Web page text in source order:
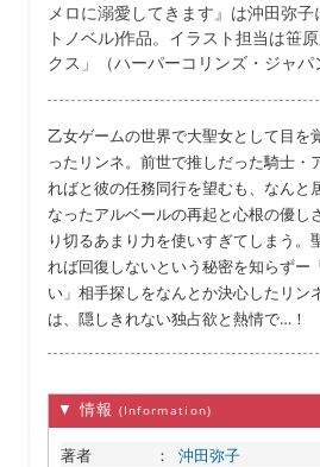
メロに溺愛してきます』は沖田弥
トノベル)作品。イラスト担当は笹
クス」（ハーパーコリンズ・ジャパ
乙女ゲームの世界で大聖女として目を
ったリンネ。前世で推しだった騎士・
ればと彼の任務同行を望むも、なんと
なったアルベールの再起と心根の優し
り切るあまり力を使いすぎてしまう。
れば回復しないという秘密を知らずー
い」相手探しをなんとか決心したリン
は、隠しきれない独占欲と熱情で…！
▼ 情報 (Information)
著者 ：
沖田弥子